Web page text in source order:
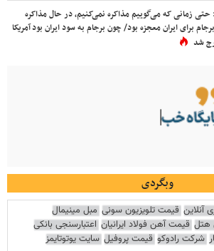
حتی زمانی که می‌گوییم مذاکره نمی‌کنیم، در حال مذاکره
برای ایران معجزه بود/ چون برجام به سود ایران بود آمریکا
شد
وبگردی
آنلاین قیمت تلویزیون سونی مبل مینیمال
هتل قیمت آهن فولاد ایرانیان اعتبارسنجی بانکی
شرکت رادوکو قیمت پروفیل سایت یوتوتایمز